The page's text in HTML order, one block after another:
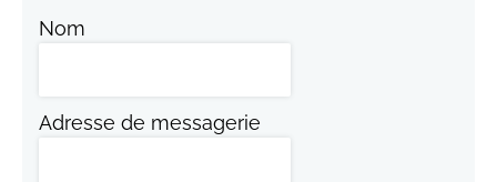
Nom
Adresse de messagerie